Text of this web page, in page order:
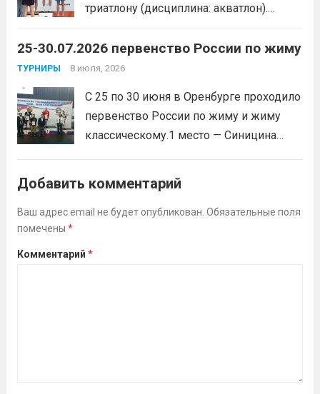
триатлону (дисциплина: акватлон).
Макарова, Серов Станислав, занял 1
место. Подготовила спортсмена тренер-
Викторовна.Читать дальше
25-30.07.2026 первенство России по жиму
ТУРНИРЫ 8 июля, 2026
С 25 по 30 июня в Оренбурге проходило
первенство России по жиму и жиму
классическому.1 место — Синицина
(тренер Задорина Я.С.)
Добавить комментарий
Ваш адрес email не будет опубликован. Обязательные поля
помечены *
Комментарий *